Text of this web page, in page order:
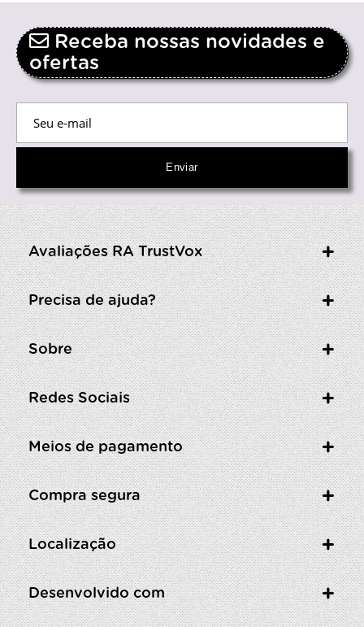
Receba nossas novidades e
ofertas
Avaliações RA TrustVox
Precisa de ajuda?
Sobre
Redes Sociais
Meios de pagamento
Compra segura
Localização
Desenvolvido com